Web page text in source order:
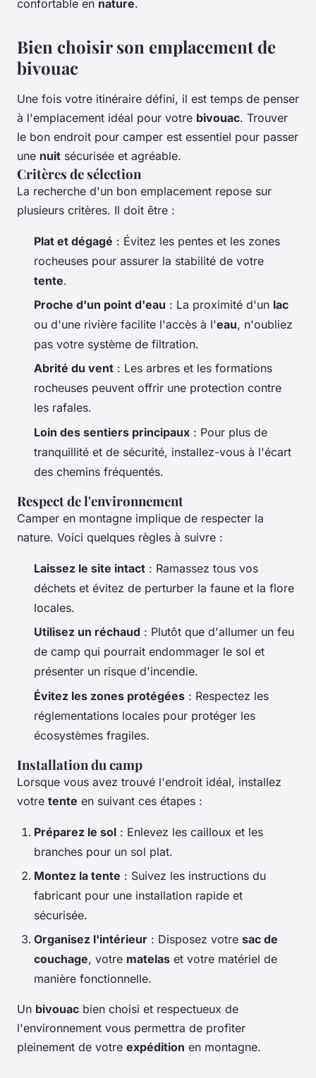
confortable en nature.
Bien choisir son emplacement de
bivouac
Une fois votre itinéraire défini, il est temps de penser
à l'emplacement idéal pour votre bivouac. Trouver
le bon endroit pour camper est essentiel pour passer
une nuit sécurisée et agréable.
Critères de sélection
La recherche d'un bon emplacement repose sur
plusieurs critères. Il doit être :
Plat et dégagé : Évitez les pentes et les zones
rocheuses pour assurer la stabilité de votre
tente.
Proche d'un point d'eau : La proximité d'un lac
ou d'une rivière facilite l'accès à l'eau, n'oubliez
pas votre système de filtration.
Abrité du vent : Les arbres et les formations
rocheuses peuvent offrir une protection contre
les rafales.
Loin des sentiers principaux : Pour plus de
tranquillité et de sécurité, installez-vous à l'écart
des chemins fréquentés.
Respect de l'environnement
Camper en montagne implique de respecter la
nature. Voici quelques règles à suivre :
Laissez le site intact : Ramassez tous vos
déchets et évitez de perturber la faune et la flore
locales.
Utilisez un réchaud : Plutôt que d'allumer un feu
de camp qui pourrait endommager le sol et
présenter un risque d'incendie.
Évitez les zones protégées : Respectez les
réglementations locales pour protéger les
écosystèmes fragiles.
Installation du camp
Lorsque vous avez trouvé l'endroit idéal, installez
votre tente en suivant ces étapes :
Préparez le sol : Enlevez les cailloux et les
branches pour un sol plat.
Montez la tente : Suivez les instructions du
fabricant pour une installation rapide et
sécurisée.
Organisez l'intérieur : Disposez votre sac de
couchage, votre matelas et votre matériel de
manière fonctionnelle.
Un bivouac bien choisi et respectueux de
l'environnement vous permettra de profiter
pleinement de votre expédition en montagne.